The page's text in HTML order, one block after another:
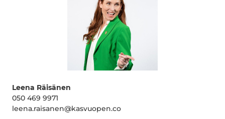
Leena Räisänen
050 469 9971
leena.raisanen@kasvuopen.co